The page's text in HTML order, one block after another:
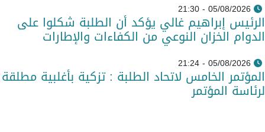
05/08/2026 - 21:30
الرئيس إبراهيم غالي يؤكد أن الطلبة شكلوا على
الدوام الخزان النوعي من الكفاءات والإطارات
05/08/2026 - 21:24
المؤتمر الخامس لاتحاد الطلبة : تزكية بأغلبية مطلقة
لرئاسة المؤتمر